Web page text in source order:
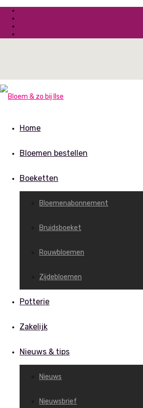
Home
Bloemen bestellen
Boeketten
Bloemenabonnement
Bruidsboeket
Rouwbloemen
Zijdebloemen
Potterie
Zakelijk
Nieuws & tips
Nieuws
Nieuwsbrief